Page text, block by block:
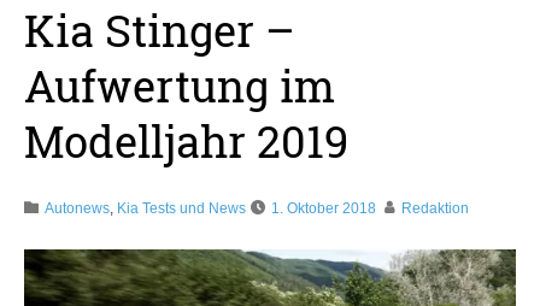
Kia Stinger –
Aufwertung im
Modelljahr 2019
Autonews, Kia Tests und News 1. Oktober 2018 Redaktion